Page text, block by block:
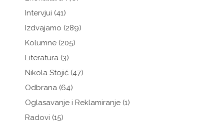
Intervjui (41)
Izdvajamo (289)
Kolumne (205)
Literatura (3)
Nikola Stojić (47)
Odbrana (64)
Oglasavanje i Reklamiranje (1)
Radovi (15)